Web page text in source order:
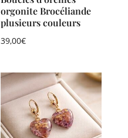
orgonite Brocéliande
plusieurs couleurs
39,00€